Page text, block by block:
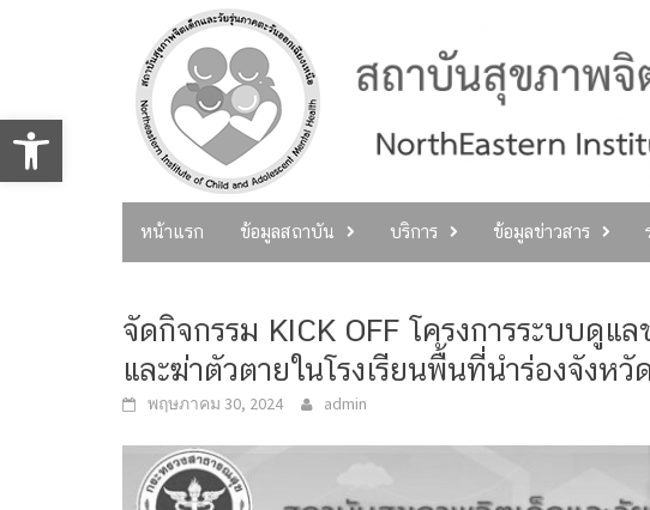
Open toolbar
หน้าแรก ข้อมูลสถาบัน บริการ ข้อมูลข่าวสาร
จัดกิจกรรม KICK OFF โครงการระบบดูแ
และฆ่าตัวตายในโรงเรียนพื้นที่นำร่องจังห
พฤษภาคม 30, 2024 admin